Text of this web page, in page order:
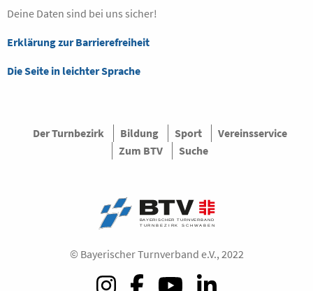
Deine Daten sind bei uns sicher!
Erklärung zur Barrierefreiheit
Die Seite in leichter Sprache
Der Turnbezirk Bildung Sport
Vereinsservice
Zum BTV
Suche
© Bayerischer Turnverband e.V., 2022